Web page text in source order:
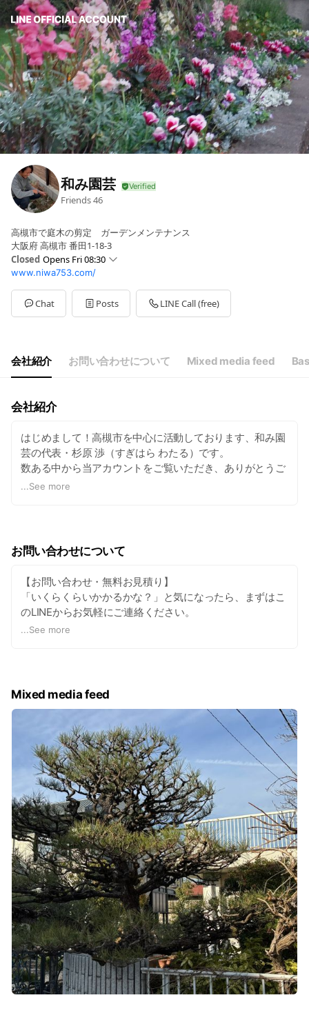
和み園芸
Friends46
高槻市で庭木の剪定 ガーデンメンテナンス
大阪府 高槻市 番田1-18-3
Closed Opens Fri 08:30
SunClosed
Mon08:30 - 18:00
Tue08:30 - 18:00
Wed08:30 - 18:00
Sat08:30 - 18:00
祝日は不定休になります。
www.niwa753.com/
Chat Posts LINE Call (free)
会社紹介 お問い合わせについて Mixed media feed
会社紹介
はじめまして！高槻市を中心に活動しております、和み園
芸の代表・杉原 渉（すぎはら わたる）です。
数ある中から当アカウントをご覧いただき、ありがとうご
ざいます。
地元密着ならではの丁寧・迅速な対応を心がけています。
【和み園芸でできること】
お庭に関するお悩み、何でもご相談ください！
• お手入れ： 剪定作業、伐採、草刈、庭木消毒
• お庭づくり： 花壇作成、植栽工事、天然芝張り、アプロ
ーチ施工
• 外構・エクステリア： 人工芝施工、フェンス設置工事、
...See more
お問い合わせについて
【お問い合わせ・無料お見積り】
「いくらくらいかかるかな？」と気になったら、まずはこ
のLINEからお気軽にご連絡ください。
お庭の写真を送っていただければ、よりスムーズな概算お
以下の内容を送っていただければ、スムーズにお返事でき
ます。
① お困りごとの内容（例：木の剪定、草刈りなど）
② お庭の全体的な写真
③ お住まいの市区町村（例：高槻市番田など）
...See more
Mixed media feed